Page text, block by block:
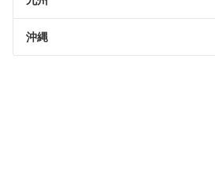
沖縄